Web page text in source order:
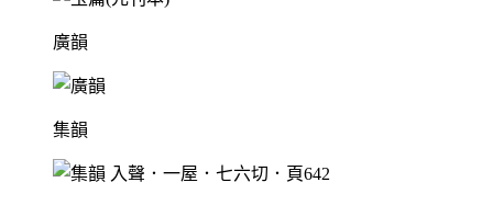
廣韻
集韻